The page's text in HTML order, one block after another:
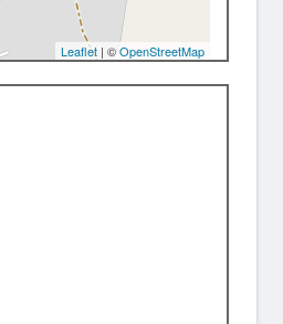
Leaflet | ©OpenStreetMap